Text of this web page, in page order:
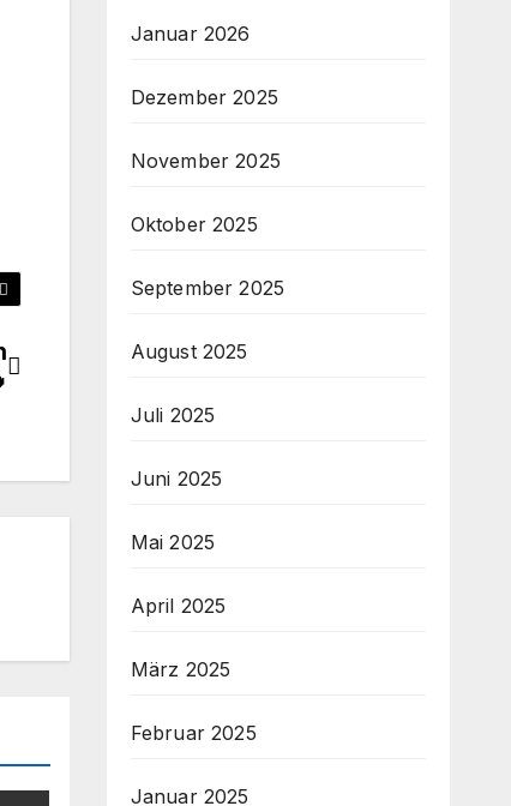
Januar 2026
Dezember 2025
November 2025
Oktober 2025
September 2025
August 2025
Juli 2025
Juni 2025
Mai 2025
April 2025
März 2025
Februar 2025
Januar 2025